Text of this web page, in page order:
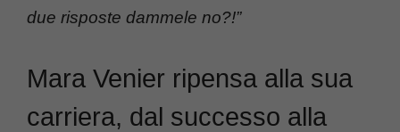
due risposte dammele no?!”
Mara Venier ripensa alla sua
carriera, dal successo alla